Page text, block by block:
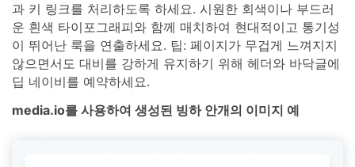
과 키 링크를 처리하도록 하세요. 시원한 회색이나 부드러
운 흰색 타이포그래피와 함께 매치하여 현대적이고 통기성
이 뛰어난 룩을 연출하세요. 팁: 페이지가 무겁게 느껴지지
않으면서도 대비를 강하게 유지하기 위해 헤더와 바닥글에
딥 네이비를 예약하세요.
media.io를 사용하여 생성된 빙하 안개의 이미지 예